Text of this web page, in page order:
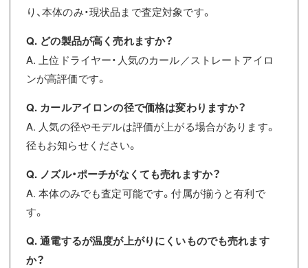
り、本体のみ・現状品まで査定対象です。
Q. どの製品が高く売れますか？
A. 上位ドライヤー・人気のカール／ストレートアイロ
ンが高評価です。
Q. カールアイロンの径で価格は変わりますか？
A. 人気の径やモデルは評価が上がる場合があります。
径もお知らせください。
Q. ノズル・ポーチがなくても売れますか？
A. 本体のみでも査定可能です。付属が揃うと有利で
す。
Q. 通電するが温度が上がりにくいものでも売れます
か？